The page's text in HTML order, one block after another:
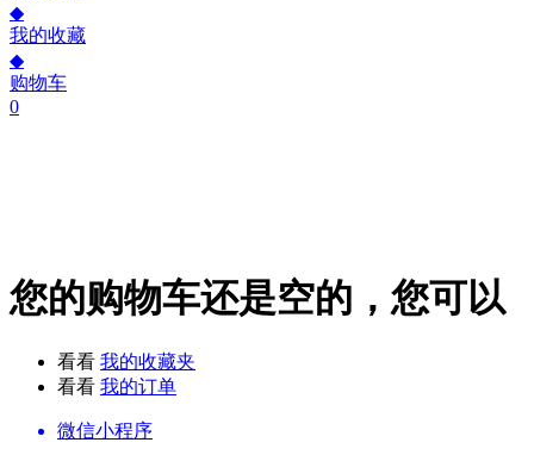
◆
我的收藏
◆
购物车
0
您的购物车还是空的，您可以
看看 我的收藏夹
看看 我的订单
微信小程序